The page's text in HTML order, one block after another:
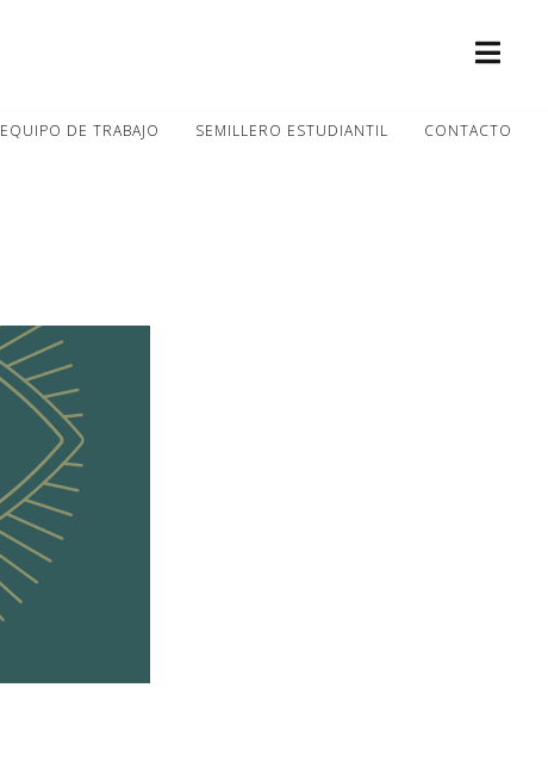
EQUIPO DE TRABAJO SEMILLERO ESTUDIANTIL CONTACTO